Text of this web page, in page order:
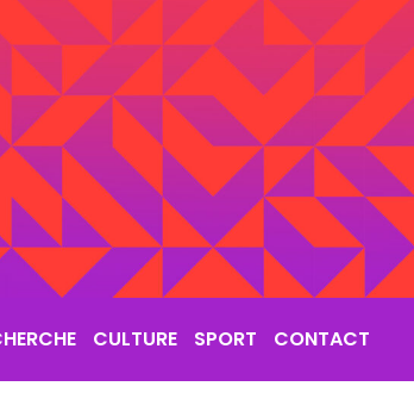
CULTURE SPORT CONTACT